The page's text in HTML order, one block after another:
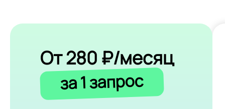
От 280 ₽/месяц
за 1 запрос